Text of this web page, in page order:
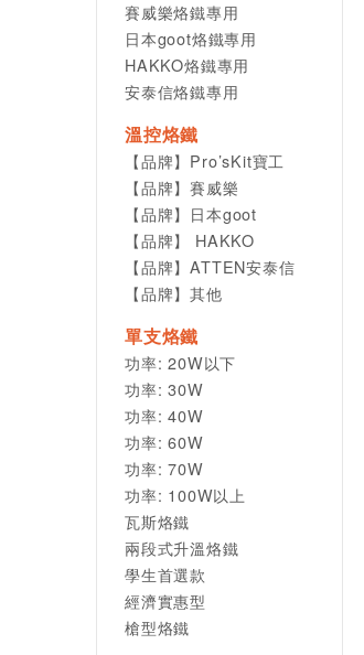
賽威樂烙鐵專用
日本goot烙鐵專用
HAKKO烙鐵專用
安泰信烙鐵專用
溫控烙鐵
【品牌】Pro’sKit寶工
【品牌】賽威樂
【品牌】日本goot
【品牌】 HAKKO
【品牌】ATTEN安泰信
【品牌】其他
單支烙鐵
功率: 20W以下
功率: 30W
功率: 40W
功率: 60W
功率: 70W
功率: 100W以上
瓦斯烙鐵
兩段式升溫烙鐵
學生首選款
經濟實惠型
槍型烙鐵